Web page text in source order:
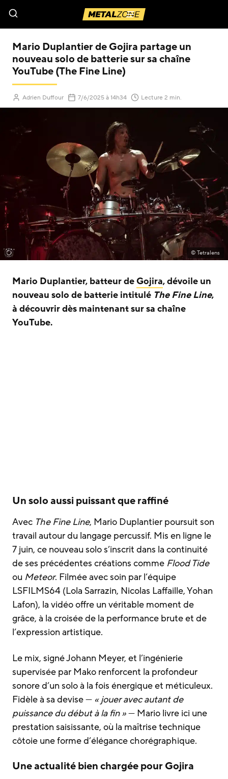
Menu
Mario Duplantier de Gojira partage un
nouveau solo de batterie sur sa chaîne
YouTube (The Fine Line)
Adrien Duffour 7/6/2025(Mis à jour le)
à 14h34 Lecture 2 min.
© Tetralens
Mario Duplantier, batteur deGojira, dévoile un
nouveau solo de batterie intitulé The Fine Line,
à découvrir dès maintenant sur sa chaîne
YouTube.
Un solo aussi puissant que raffiné
Avec The Fine Line, Mario Duplantier poursuit son
travail autour du langage percussif. Mis en ligne le
7 juin, ce nouveau solo s’inscrit dans la continuité
de ses précédentes créations comme Flood Tide
ou Meteor. Filmée avec soin par l’équipe
LSFILMS64 (Lola Sarrazin, Nicolas Laffaille, Yohan
Lafon), la vidéo offre un véritable moment de
grâce, à la croisée de la performance brute et de
l’expression artistique.
Le mix, signé Johann Meyer, et l’ingénierie
supervisée par Mako renforcent la profondeur
sonore d’un solo à la fois énergique et méticuleux.
Fidèle à sa devise — « jouer avec autant de
puissance du début à la fin »— Mario livre ici une
prestation saisissante, où la maîtrise technique
côtoie une forme d’élégance chorégraphique.
Une actualité bien chargée pour Gojira